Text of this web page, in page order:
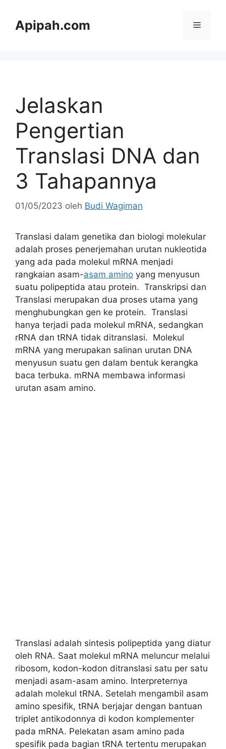
Apipah.com Menu
Jelaskan
Pengertian
Translasi DNA dan
3 Tahapannya
01/05/2023 oleh Budi Wagiman
Translasi dalam genetika dan biologi molekular
adalah proses penerjemahan urutan nukleotida
yang ada pada molekul mRNA menjadi
rangkaian asam-asam amino yang menyusun
suatu polipeptida atau protein. Transkripsi dan
Translasi merupakan dua proses utama yang
menghubungkan gen ke protein. Translasi
hanya terjadi pada molekul mRNA, sedangkan
rRNA dan tRNA tidak ditranslasi. Molekul
mRNA yang merupakan salinan urutan DNA
menyusun suatu gen dalam bentuk kerangka
baca terbuka. mRNA membawa informasi
urutan asam amino.
Translasi adalah sintesis polipeptida yang diatur
oleh RNA. Saat molekul mRNA meluncur melalui
ribosom, kodon-kodon ditranslasi satu per satu
menjadi asam-asam amino. Interpreternya
adalah molekul tRNA. Setelah mengambil asam
amino spesifik, tRNA berjajar dengan bantuan
triplet antikodonnya di kodon komplementer
pada mRNA. Pelekatan asam amino pada
spesifik pada bagian tRNA tertentu merupakan